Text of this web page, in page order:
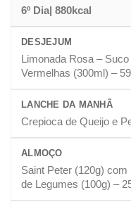
6º Dia| 880kcal
DESJEJUM
Limonada Rosa –
Vermelhas (300ml) –
LANCHE DA MANHÃ
Crepioca de Queijo e
ALMOÇO
Saint Peter (120g)
de Legumes (100g) –